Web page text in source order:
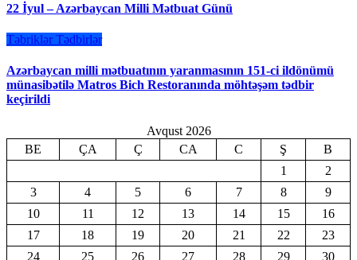
22 İyul – Azərbaycan Milli Mətbuat Günü
Təbriklər Tədbirlər
Azərbaycan milli mətbuatının yaranmasının 151-ci ildönümü
münasibətilə Matros Bich Restoranında möhtəşəm tədbir
keçirildi
Avqust 2026
BE
ÇA Ç CA C Ş
B
1
2
3
4 5 6 7 8
9
10
11 12 13 14 15
16
17
18 19 20 21 22
23
24
25 26 27 28 29 30